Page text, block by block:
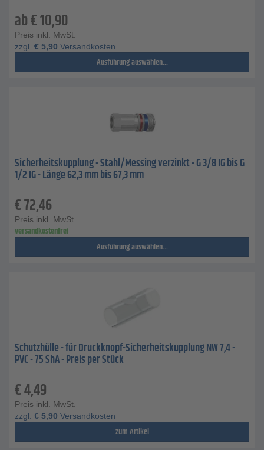
ab€10,90
Preis inkl. MwSt.
zzgl. € 5,90 Versandkosten
Ausführung auswählen...
Sicherheitskupplung - Stahl/Messing verzinkt - G 3/8 IG bis G
1/2 IG - Länge 62,3 mm bis 67,3 mm
€72,46
Preis inkl. MwSt.
versandkostenfrei
Ausführung auswählen...
Schutzhülle - für Druckknopf-Sicherheitskupplung NW 7,4 -
PVC - 75 ShA - Preis per Stück
€4,49
Preis inkl. MwSt.
zzgl. € 5,90 Versandkosten
zum Artikel